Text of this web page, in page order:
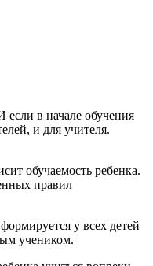
если в начале обучения
и для учителя.
обучаемость ребенка.
правил
у всех детей
учеником.